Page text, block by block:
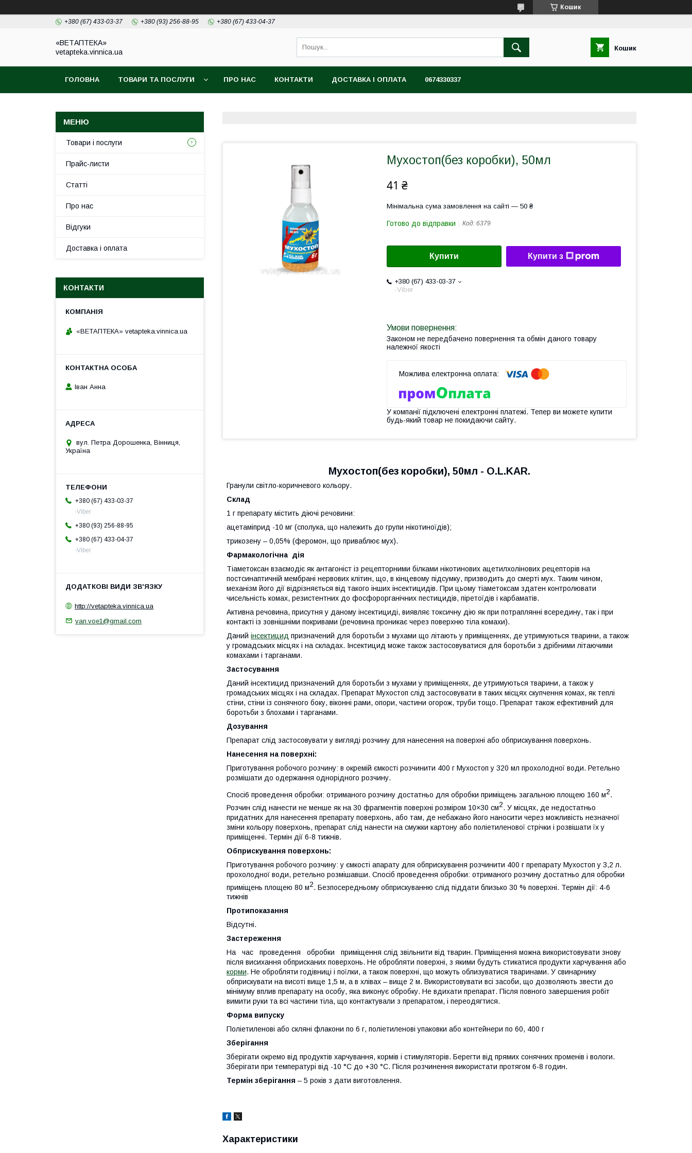
Кошик
+380 (67) 433-03-37 +380 (93) 256-88-95 +380 (67) 433-04-37
«ВЕТАПТЕКА»
vetapteka.vinnica.ua
Кошик
ГОЛОВНА ТОВАРИ ТА ПОСЛУГИ ПРО НАС КОНТАКТИ ДОСТАВКА І ОПЛАТА 0674330337
Мухостоп(без коробки), 50мл
41 ₴
Мінімальна сума замовлення на сайті — 50 ₴
Готово до відправки Код: 6379
Купити Купити з
+380 (67) 433-03-37
-Viber
Законом не передбачено повернення та обмін даного товару
належної якості
У компанії підключені електронні платежі. Тепер ви можете купити
будь-який товар не покидаючи сайту.
Мухостоп(без коробки), 50мл - O.L.KAR.
Гранули світло-коричневого кольору.
Склад
1 г препарату містить діючі речовини:
ацетаміприд -10 мг (сполука, що належить до групи нікотиноїдів);
трикозену – 0,05% (феромон, що приваблює мух).
Фармакологічна дія
Тіаметоксан взаємодіє як антагоніст iз рецепторними білками нікотинових ацетилхолінових рецепторів на
постсинаптичній мембрані нервових клітин, що, в кінцевому підсумку, призводить до смерті мух. Таким чином,
механізм його дії відрізняється від такого інших інсектицидів. При цьому тіаметоксам здатен контролювати
чисельність комах, резистентних до фосфорорганічних пестицидів, піретоїдів i карбаматів.
Активна речовина, присутня у даному інсектициді, виявляє токсичну дію як при потраплянні всередину, так i при
контакті із зовнішніми покривами (речовина проникає через поверхню тіла комахи).
Даний інсектицид призначений для боротьби з мухами що літають у приміщеннях, де утримуються тварини, а також
у громадських місцях i на складах. Інсектицид може також застосовуватися для боротьби з дрібними літаючими
комахами i тарганами.
Застосування
Даний інсектицид призначений для боротьби з мухами у приміщеннях, де утримуються тварини, а також у
громадських місцях i на складах. Препарат Мухостоп слід застосовувати в таких місцях скупчення комах, як теплі
стіни, стіни із сонячного боку, вiконні рами, опори, частини огорож, труби тощо. Препарат також ефективний для
боротьби з блохами i тарганами.
Дозування
Препарат слід застосовувати у вигляді розчину для нанесення на поверхні або обприскування поверхонь.
Нанесення на поверхні:
Приготування робочого розчину: в окремій ємкості розчинити 400 г Мухостоп у 320 мл прохолодної води. Ретельно
розмішати до одержання однорідного розчину.
Cnoci6 проведення обробки: отриманого розчину достатньо для обробки приміщень загальною площею 160 м2.
Розчин слід нанести не менше як на 30 фрагментів поверхні розміром 10×30 см2. У місцях, де недостатньо
придатних для нанесення препарату поверхонь, або там, де небажано його наносити через можливість незначної
зміни кольору поверхонь, препарат слід нанести на смужки картону або поліетиленової стрічки i розвішати їх у
приміщенні. Термін дії 6-8 тижнів.
Обприскування поверхонь:
Приготування робочого розчину: у ємкості апарату для обприскування розчинити 400 г препарату Мухостоп у 3,2 л.
прохолодної води, ретельно розмішавши. Cnociб проведення обробки: отриманого розчину достатньо для обробки
приміщень площею 80 м2 . Безпосередньому обприскуванню слід піддати близько 30 % поверхні. Термін дії: 4-6
тижнів
Протипоказання
Відсутні.
Застереження
На час проведення обробки приміщення слід звільнити від тварин. Приміщення можна використовувати знову
після висихання обприсканих поверхонь. Не обробляти поверхні, з якими будуть стикатися продукти харчування або
корми. Не обробляти годівниці i поїлки, а також поверхні, що можуть облизуватися тваринами. У свинарнику
обприскувати на висоті вище 1,5 м, а в хлівах – вище 2 м. Використовувати вci засоби, що дозволяють звести до
мінімуму вплив препарату на особу, яка виконує обробку. Не вдихати препарат. Після повного завершения po6iт
вимити руки та вci частини тіла, що контактували з препаратом, i переодягтися.
Форма випуску
Поліетиленові або скляні флакони по 6 г, поліетиленові упаковки або контейнери по 60, 400 г
Зберігання
Зберігати окремо від продуктів харчування, кормів i стимуляторів. Берегти від прямих сонячних променів i вологи.
Зберігати при температурі від -10 °С до +30 °С. Після розчинення використати протягом 6-8 годин.
Термін зберігання – 5 років з дати виготовлення.
Характеристики
Товари і послуги
Прайс-листи
Статті
Про нас
Відгуки
Доставка і оплата
КОНТАКТИ
«ВЕТАПТЕКА» vetapteka.vinnica.ua
Іван Анна
вул. Петра Дорошенка, Вінниця,
Україна
+380 (67) 433-03-37
-Viber
+380 (93) 256-88-95
+380 (67) 433-04-37
-Viber
http://vetapteka.vinnica.ua
van.voe1@gmail.com